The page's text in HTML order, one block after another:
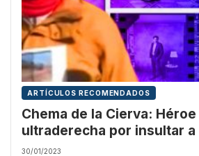
ARTÍCULOS RECOMENDADOS
Chema de la Cierva: Héroe
ultraderecha por insultar a
Sánchez en TVE
30/01/2023